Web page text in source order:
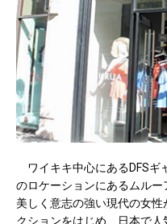
ワイキキ中心にあるDFSギ
のロケーションにあるムル
美しく意志の強い現代の女
クションをはじめ、日本で